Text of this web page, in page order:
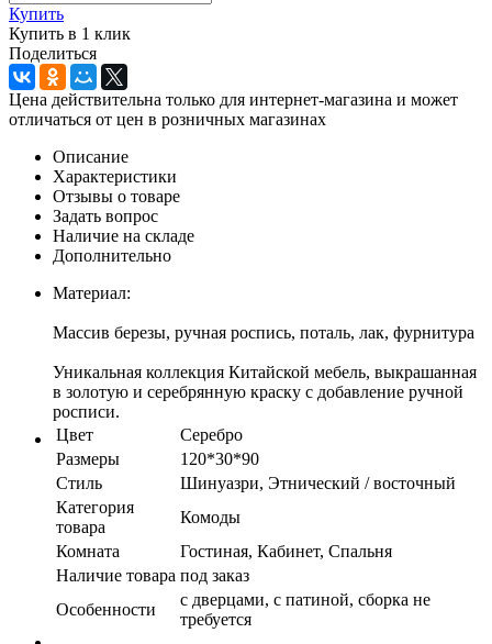
Купить
Купить в 1 клик
Поделиться
Цена действительна только для интернет-магазина и может
отличаться от цен в розничных магазинах
Описание
Характеристики
Отзывы о товаре
Задать вопрос
Наличие на складе
Дополнительно
Материал:
Массив березы, ручная роспись, поталь, лак, фурнитура
Уникальная коллекция Китайской мебель, выкрашанная
в золотую и серебрянную краску с добавление ручной
росписи.
Цвет
Серебро
Размеры
120*30*90
Стиль
Шинуазри, Этнический / восточный
Категория
товара
Комоды
Комната
Гостиная, Кабинет, Спальня
Наличие товара под заказ
Особенности
с дверцами, с патиной, сборка не
требуется